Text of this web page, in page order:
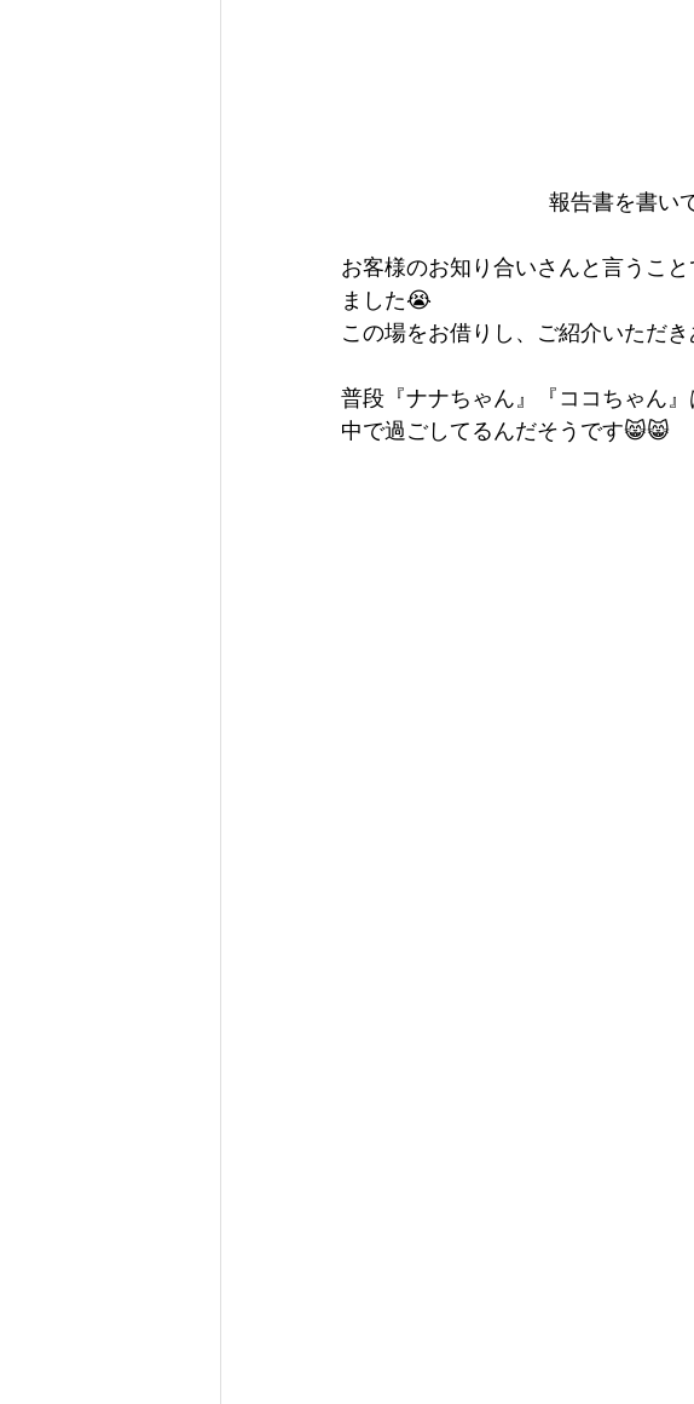
報告書を書い
お客様のお知り合いさんと言うこ
ました😭
この場をお借りし、ご紹介いただ
普段『ナナちゃん』『ココちゃん
中で過ごしてるんだそうです😸😸